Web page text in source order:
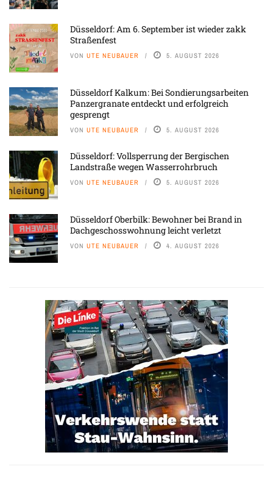
Düsseldorf: Am 6. September ist wieder zakk
Straßenfest
VON UTE NEUBAUER 5. AUGUST 2026
Düsseldorf Kalkum: Bei Sondierungsarbeiten
Panzergranate entdeckt und erfolgreich
gesprengt
VON UTE NEUBAUER 5. AUGUST 2026
Düsseldorf: Vollsperrung der Bergischen
Landstraße wegen Wasserrohrbruch
VON UTE NEUBAUER 5. AUGUST 2026
Düsseldorf Oberbilk: Bewohner bei Brand in
Dachgeschosswohnung leicht verletzt
VON UTE NEUBAUER 4. AUGUST 2026